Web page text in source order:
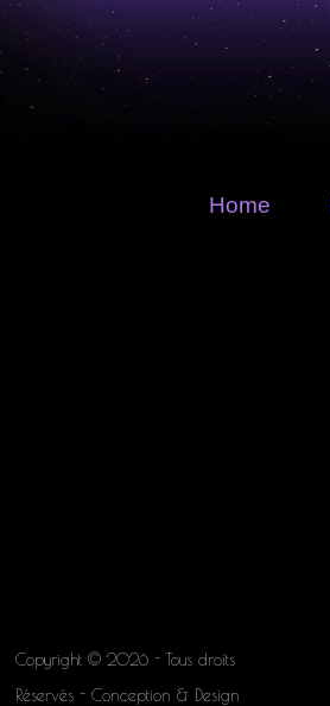
Home
Copyright © 2026 - Tous droits
Réservés - Conception & Design